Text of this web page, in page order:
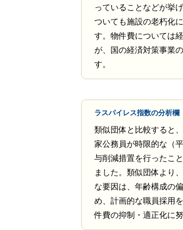
っていることなどが挙
ついても施設の老朽化
す。物件費については
が、国の経済対策事業
す。
ラスパイレス指数の分析欄
類似団体と比較すると
家公務員が時限的な（
与削減措置を行ったこ
ました。類似団体より
な要因は、年齢構成の
め、計画的な職員採用
件費の抑制・適正化に努